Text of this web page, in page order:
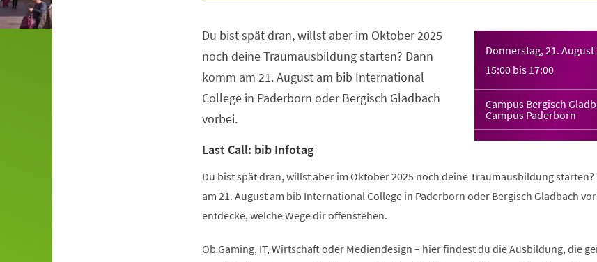
Donnerstag, 21. August
15:00 bis 17:00
Campus Bergisch
Campus Paderborn
Du bist spät dran, willst aber im Oktober 2025
noch deine Traumausbildung starten? Dann
komm am 21. August am bib International
College in Paderborn oder Bergisch Gladbach
vorbei.
Last Call: bib Infotag
Du bist spät dran, willst aber im Oktober 2025 noch deine Traumausbildung starten?
am 21. August am bib International College in Paderborn oder Bergisch Gladbach
entdecke, welche Wege dir offenstehen.
Ob Gaming, IT, Wirtschaft oder Mediendesign – hier findest du die Ausbildung, die